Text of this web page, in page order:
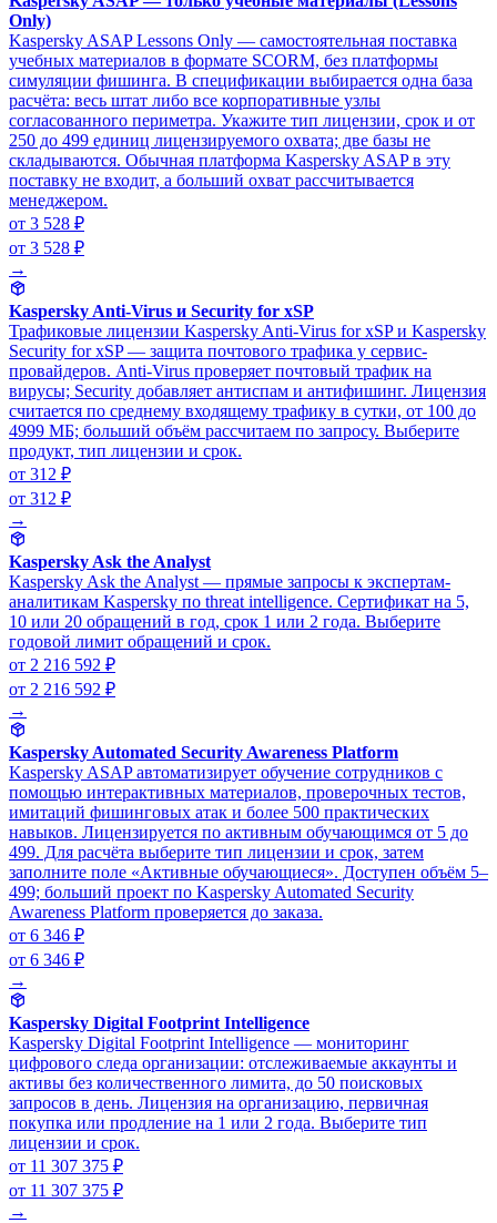
Only)
Kaspersky ASAP Lessons Only — самостоятельная поставка
учебных материалов в формате SCORM, без платформы
симуляции фишинга. В спецификации выбирается одна база
расчёта: весь штат либо все корпоративные узлы
согласованного периметра. Укажите тип лицензии, срок и от
250 до 499 единиц лицензируемого охвата; две базы не
складываются. Обычная платформа Kaspersky ASAP в эту
поставку не входит, а больший охват рассчитывается
менеджером.
от 3 528 ₽
от 3 528 ₽
→
Kaspersky Anti-Virus и Security for xSP
Трафиковые лицензии Kaspersky Anti-Virus for xSP и Kaspersky
Security for xSP — защита почтового трафика у сервис-
провайдеров. Anti-Virus проверяет почтовый трафик на
вирусы; Security добавляет антиспам и антифишинг. Лицензия
считается по среднему входящему трафику в сутки, от 100 до
4999 МБ; больший объём рассчитаем по запросу. Выберите
продукт, тип лицензии и срок.
от 312 ₽
от 312 ₽
→
Kaspersky Ask the Analyst
Kaspersky Ask the Analyst — прямые запросы к экспертам-
аналитикам Kaspersky по threat intelligence. Сертификат на 5,
10 или 20 обращений в год, срок 1 или 2 года. Выберите
годовой лимит обращений и срок.
от 2 216 592 ₽
от 2 216 592 ₽
→
Kaspersky Automated Security Awareness Platform
Kaspersky ASAP автоматизирует обучение сотрудников с
помощью интерактивных материалов, проверочных тестов,
имитаций фишинговых атак и более 500 практических
навыков. Лицензируется по активным обучающимся от 5 до
499. Для расчёта выберите тип лицензии и срок, затем
заполните поле «Активные обучающиеся». Доступен объём 5–
499; больший проект по Kaspersky Automated Security
Awareness Platform проверяется до заказа.
от 6 346 ₽
от 6 346 ₽
→
Kaspersky Digital Footprint Intelligence
Kaspersky Digital Footprint Intelligence — мониторинг
цифрового следа организации: отслеживаемые аккаунты и
активы без количественного лимита, до 50 поисковых
запросов в день. Лицензия на организацию, первичная
покупка или продление на 1 или 2 года. Выберите тип
лицензии и срок.
от 11 307 375 ₽
от 11 307 375 ₽
→